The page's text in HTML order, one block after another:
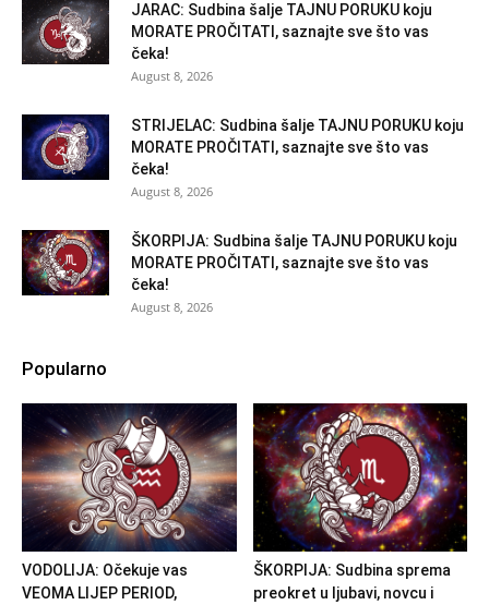
JARAC: Sudbina šalje TAJNU PORUKU koju
MORATE PROČITATI, saznajte sve što vas
čeka!
August 8, 2026
STRIJELAC: Sudbina šalje TAJNU PORUKU koju
MORATE PROČITATI, saznajte sve što vas
čeka!
August 8, 2026
ŠKORPIJA: Sudbina šalje TAJNU PORUKU koju
MORATE PROČITATI, saznajte sve što vas
čeka!
August 8, 2026
Popularno
VODOLIJA: Očekuje vas
VEOMA LIJEP PERIOD,
ŠKORPIJA: Sudbina sprema
preokret u ljubavi, novcu i